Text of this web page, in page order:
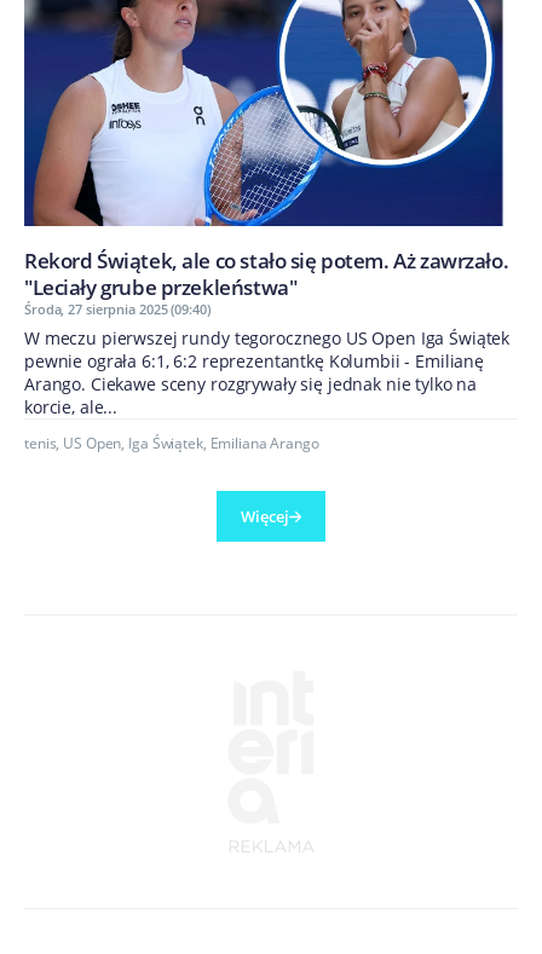
Rekord Świątek, ale co stało się potem. Aż zawrzało.
"Leciały grube przekleństwa"
Środa, 27 sierpnia 2025 (09:40)
W meczu pierwszej rundy tegorocznego US Open Iga Świątek
pewnie ograła 6:1, 6:2 reprezentantkę Kolumbii - Emilianę
Arango. Ciekawe sceny rozgrywały się jednak nie tylko na
korcie, ale...
tenis, US Open, Iga Świątek, Emiliana Arango
Więcej